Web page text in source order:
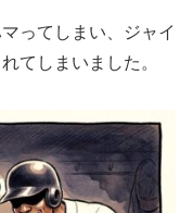
ってしまい、ジャイ
てしまいました。